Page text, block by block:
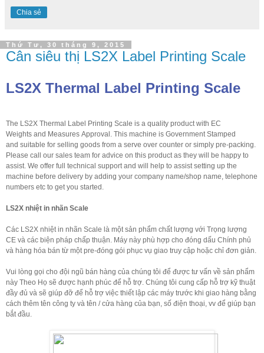
Chia sẻ
Thứ Tư, 30 tháng 9, 2015
Cân siêu thị LS2X Label Printing Scale
LS2X Thermal Label Printing Scale
The LS2X Thermal Label Printing Scale is a quality product with EC
Weights and Measures Approval. This machine is Government Stamped
and suitable for selling goods from a serve over counter or simply pre-packing.
Please call our sales team for advice on this product as they will be happy to
assist. We offer full technical support and will help to assist setting up the
machine before delivery by adding your company name/shop name, telephone
numbers etc to get you started.
LS2X nhiệt in nhãn Scale
Các LS2X nhiệt in nhãn Scale là một sản phẩm chất lượng với Trọng lượng
CE và các biện pháp chấp thuận. Máy này phù hợp cho đóng dấu Chính phủ
và hàng hóa bán từ một pre-đóng gói phục vụ giao truy cập hoặc chỉ đơn giản
Vui lòng gọi cho đội ngũ bán hàng của chúng tôi để được tư vấn về sản phẩm
này Theo Họ sẽ được hạnh phúc để hỗ trợ. Chúng tôi cung cấp hỗ trợ kỹ thuật
đầy đủ và sẽ giúp đỡ để hỗ trợ việc thiết lập các máy trước khi giao hàng bằng
cách thêm tên công ty và tên / cửa hàng của bạn , số điện thoại , vv để giúp bạn
bắt đầu